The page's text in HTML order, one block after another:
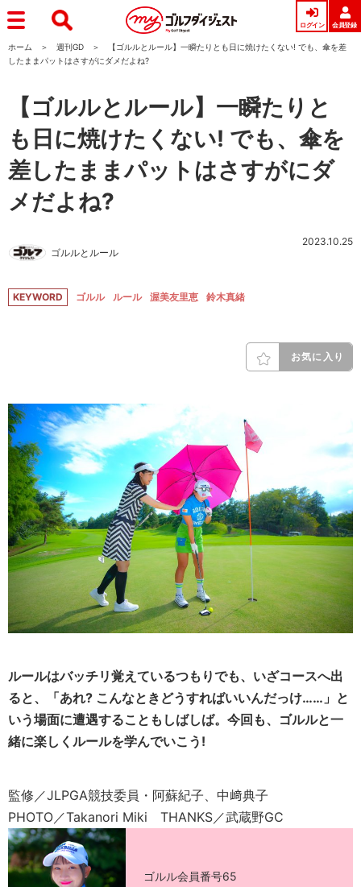
ログイン 会員登録
ホーム 週刊GD
【ゴルルとルール】一瞬たりとも日に焼けたくない! でも、傘を差
したままパットはさすがにダメだよね?
【ゴルルとルール】一瞬たりと
も日に焼けたくない! でも、傘を
差したままパットはさすがにダ
メだよね?
ゴルルとルール
2023.10.25
KEYWORD ゴルル ルール 渥美友里恵 鈴木真緒
お気に入り
ルールはバッチリ覚えているつもりでも、いざコースへ出
ると、「あれ? こんなときどうすればいいんだっけ……」と
いう場面に遭遇することもしばしば。今回も、ゴルルと一
緒に楽しくルールを学んでいこう!
監修／JLPGA競技委員・阿蘇紀子、中﨑典子
PHOTO／Takanori Miki THANKS／武蔵野GC
ゴルル会員番号65